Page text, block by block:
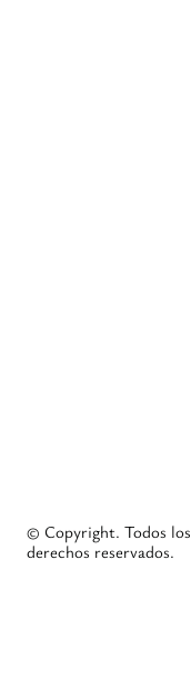
© Copyright. Todos los
derechos reservados.